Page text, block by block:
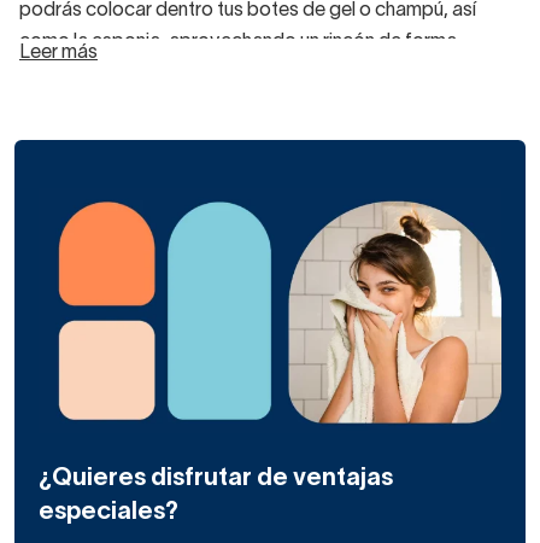
podrás colocar dentro tus botes de gel o champú, así
como la esponja, aprovechando un rincón de forma
Colocar en la ducha una estantería de esquina pequeña
será funcional. ¡Ya verás! En nuestra web tenemos muchos
modelos de estantes de ducha en forma de cesta o
bandeja para esquina, angulares.
de qué material deseas tu estante de
: ¿acero o latón? Ya sabrás que el acero inoxidable
es un poco más caro, pero más resistente y durable.
La mayoría de nuestros estantes de esquina para la ducha
son de color cromo, pero hay algún modelo en negro o
blanco mate.
Leer más
¿Quieres disfrutar de ventajas
especiales?